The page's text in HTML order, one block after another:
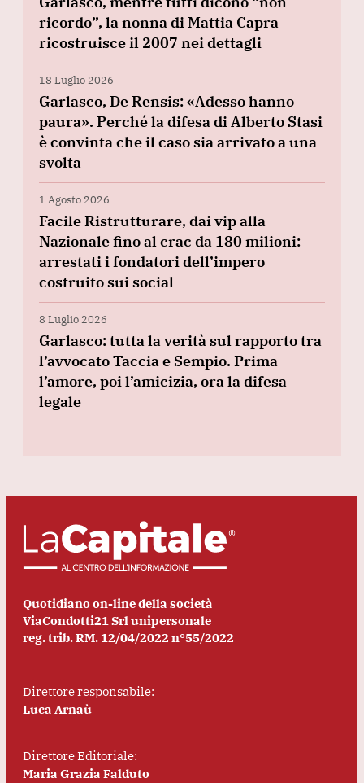
ricordo”, la nonna di Mattia Capra
ricostruisce il 2007 nei dettagli
18 Luglio 2026
Garlasco, De Rensis: «Adesso hanno
paura». Perché la difesa di Alberto Stasi
è convinta che il caso sia arrivato a una
svolta
1 Agosto 2026
Facile Ristrutturare, dai vip alla
Nazionale fino al crac da 180 milioni:
arrestati i fondatori dell’impero
costruito sui social
8 Luglio 2026
Garlasco: tutta la verità sul rapporto tra
l’avvocato Taccia e Sempio. Prima
l’amore, poi l’amicizia, ora la difesa
legale
Quotidiano on-line della società
ViaCondotti21 Srl unipersonale
reg. trib. RM. 12/04/2022 n°55/2022
Direttore responsabile:
Luca Arnaù
Direttore Editoriale:
Maria Grazia Falduto